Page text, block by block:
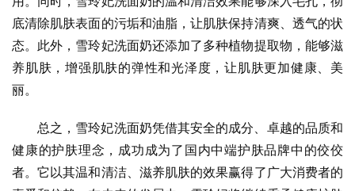
底清除肌肤表面的污垢和油脂，让肌肤保持清爽、透气的状
态。此外，雪玲妃洗面奶还添加了多种植物提取物，能够滋
养肌肤，增强肌肤的弹性和光泽度，让肌肤更加健康、美
丽。
总之，雪玲妃洗面奶凭借其安全的成分、卓越的品质和
健康的护肤理念，成功成为了国内中端护肤品牌中的佼佼
者。它以其温和清洁、滋养肌肤的效果赢得了广大消费者的